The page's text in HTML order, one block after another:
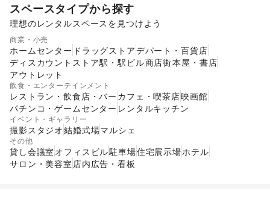
スペースタイプから探す
理想のレンタルスペースを見つけよう
ショッピングモール
ギャラリー・貸し画廊
商業・小売
ホームセンター ドラッグストアデパート・百貨店
ディスカウントストア駅・駅ビル商店街本屋・書店
アウトレット
飲食・エンターテインメント
レストラン・飲食店・バー カフェ・喫茶店映画館
パチンコ・ゲームセンター レンタルキッチン
イベント・ギャラリー
撮影スタジオ結婚式場マルシェ
その他
貸し会議室 オフィスビル駐車場住宅展示場ホテル
サロン・美容室 店内広告・看板